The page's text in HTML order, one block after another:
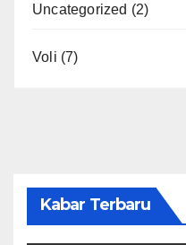
Uncategorized (2)
Voli (7)
Kabar Terbaru